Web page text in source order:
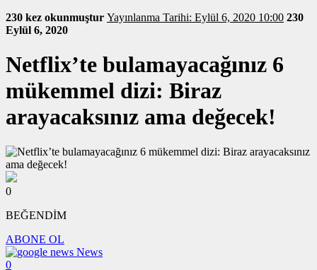
230 kez okunmuştur
Yayınlanma Tarihi: Eylül 6, 2020 10:00 230
Eylül 6, 2020
Netflix’te bulamayacağınız 6
mükemmel dizi: Biraz
arayacaksınız ama değecek!
0
BEĞENDİM
ABONE OL
News
0